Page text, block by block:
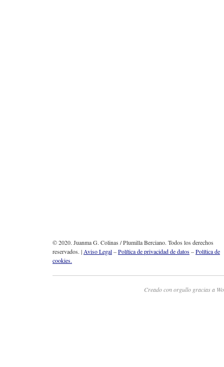
© 2020. Juanma G. Colinas / Plumilla Berciano. Todos los derechos
reservados. |Aviso Legal–Política de privacidad de datos–Política de
cookies.
Creado con orgullo gracias a